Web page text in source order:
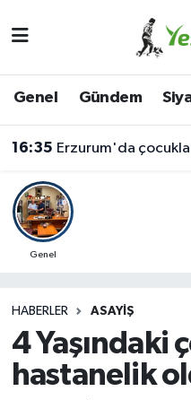
Genel Gündem
16:35 Erzurum'da çocuklarıyla
Genel
HABERLER ASAYIŞ
4 Yaşındaki
hastanelik
İğdir Namaz
Iğdır Trafik
Süper Lig Puan
Son Dakika
Haber Arşivi